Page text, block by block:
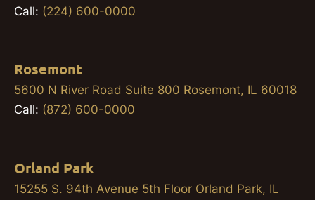
Call: (224) 600-0000
Rosemont
5600 N River Road Suite 800 Rosemont, IL 60018
Call: (872) 600-0000
Orland Park
15255 S. 94th Avenue 5th Floor Orland Park, IL